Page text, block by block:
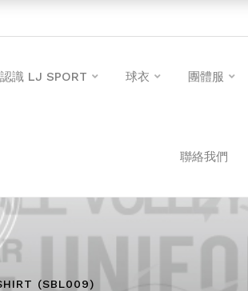
認識 LJ SPORT 球衣 團體服
聯絡我們
(SBL009)